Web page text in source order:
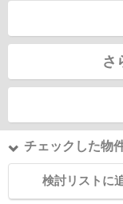
さ
チェックした物
検討リストに